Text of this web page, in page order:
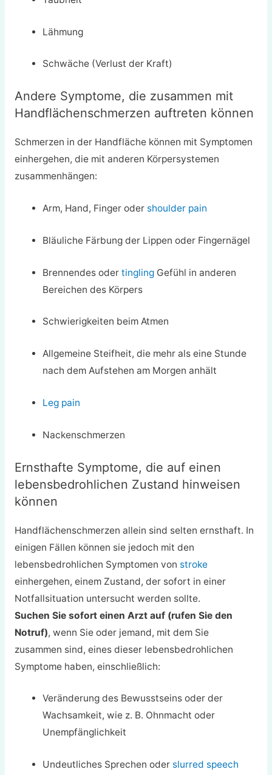
Lähmung
Schwäche (Verlust der Kraft)
Andere Symptome, die zusammen mit
Handflächenschmerzen auftreten können
Schmerzen in der Handfläche können mit Symptomen
einhergehen, die mit anderen Körpersystemen
zusammenhängen:
Arm, Hand, Finger oder shoulder pain
Bläuliche Färbung der Lippen oder Fingernägel
Brennendes odertingling Gefühl in anderen
Bereichen des Körpers
Schwierigkeiten beim Atmen
Allgemeine Steifheit, die mehr als eine Stunde
nach dem Aufstehen am Morgen anhält
Leg pain
Nackenschmerzen
Ernsthafte Symptome, die auf einen
lebensbedrohlichen Zustand hinweisen
können
Handflächenschmerzen allein sind selten ernsthaft. In
einigen Fällen können sie jedoch mit den
lebensbedrohlichen Symptomen von stroke
einhergehen, einem Zustand, der sofort in einer
Notfallsituation untersucht werden sollte.
Suchen Sie sofort einen Arzt auf (rufen Sie den
Notruf), wenn Sie oder jemand, mit dem Sie
zusammen sind, eines dieser lebensbedrohlichen
Symptome haben, einschließlich:
Veränderung des Bewusstseins oder der
Wachsamkeit, wie z. B. Ohnmacht oder
Unempfänglichkeit
Undeutliches Sprechen oder slurred speech